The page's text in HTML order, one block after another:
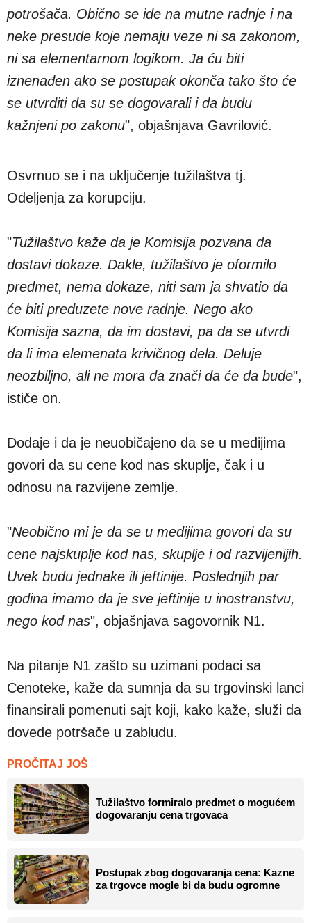
potrošača. Obično se ide na mutne radnje i na
neke presude koje nemaju veze ni sa zakonom,
ni sa elementarnom logikom. Ja ću biti
iznenađen ako se postupak okonča tako što će
se utvrditi da su se dogovarali i da budu
kažnjeni po zakonu", objašnjava Gavrilović.
Osvrnuo se i na uključenje tužilaštva tj.
Odeljenja za korupciju.
"Tužilaštvo kaže da je Komisija pozvana da
dostavi dokaze. Dakle, tužilaštvo je oformilo
predmet, nema dokaze, niti sam ja shvatio da
će biti preduzete nove radnje. Nego ako
Komisija sazna, da im dostavi, pa da se utvrdi
da li ima elemenata krivičnog dela. Deluje
neozbiljno, ali ne mora da znači da će da bude",
ističe on.
Dodaje i da je neuobičajeno da se u medijima
govori da su cene kod nas skuplje, čak i u
odnosu na razvijene zemlje.
"Neobično mi je da se u medijima govori da su
cene najskuplje kod nas, skuplje i od razvijenijih.
Uvek budu jednake ili jeftinije. Poslednjih par
godina imamo da je sve jeftinije u inostranstvu,
nego kod nas", objašnjava sagovornik N1.
Na pitanje N1 zašto su uzimani podaci sa
Cenoteke, kaže da sumnja da su trgovinski lanci
finansirali pomenuti sajt koji, kako kaže, služi da
dovede potršače u zabludu.
PROČITAJ JOŠ
Tužilaštvo formiralo predmet o mogućem
dogovaranju cena trgovaca
Postupak zbog dogovaranja cena: Kazne
za trgovce mogle bi da budu ogromne